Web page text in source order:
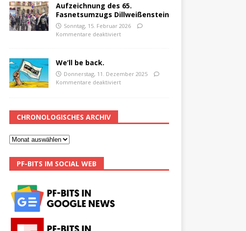
Aufzeichnung des 65.
Fasnetsumzugs Dillweißenstein
Sonntag, 15. Februar 2026
Kommentare deaktiviert
We’ll be back.
Donnerstag, 11. Dezember 2025
Kommentare deaktiviert
CHRONOLOGISCHES ARCHIV
PF-BITS IM SOCIAL WEB